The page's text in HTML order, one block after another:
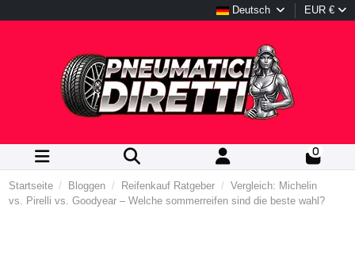
Deutsch EUR €
0
Startseite Bloggen Reifenkauf Ratgeber
Vergleich: Michelin
vs. Pirelli vs. Goodyear – Welche sommerreifen sind die beste wahl?